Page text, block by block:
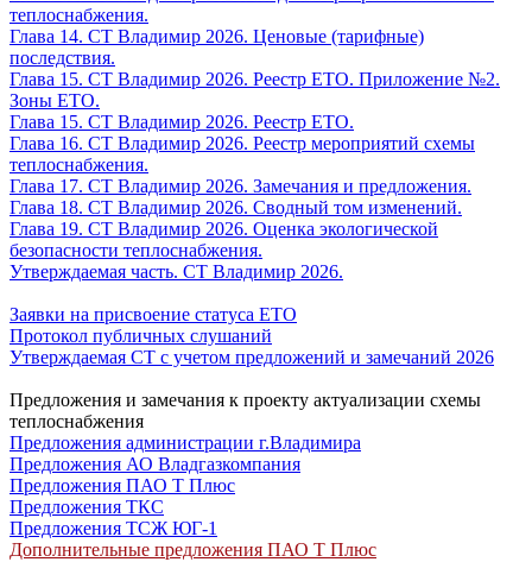
теплоснабжения.
Глава 14. СТ Владимир 2026. Ценовые (тарифные)
последствия.
Глава 15. СТ Владимир 2026. Реестр ЕТО. Приложение №2.
Зоны ЕТО.
Глава 15. СТ Владимир 2026. Реестр ЕТО.
Глава 16. СТ Владимир 2026. Реестр мероприятий схемы
теплоснабжения.
Глава 17. СТ Владимир 2026. Замечания и предложения.
Глава 18. СТ Владимир 2026. Сводный том изменений.
Глава 19. СТ Владимир 2026. Оценка экологической
безопасности теплоснабжения.
Утверждаемая часть. СТ Владимир 2026.
Заявки на присвоение статуса ЕТО
Протокол публичных слушаний
Утверждаемая СТ с учетом предложений и замечаний 2026
Предложения и замечания к проекту актуализации схемы
теплоснабжения
Предложения администрации г.Владимира
Предложения АО Владгазкомпания
Предложения ПАО Т Плюс
Предложения ТКС
Предложения ТСЖ ЮГ-1
Дополнительные предложения ПАО Т Плюс